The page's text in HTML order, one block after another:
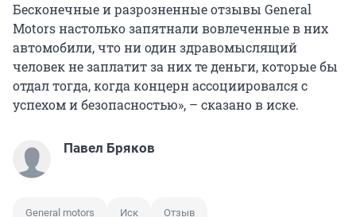
Бесконечные и разрозненные отзывы General
Motors настолько запятнали вовлеченные в них
автомобили, что ни один здравомыслящий
человек не заплатит за них те деньги, которые бы
отдал тогда, когда концерн ассоциировался с
успехом и безопасностью», – сказано в иске.
Павел Бряков
General motors Иск Отзыв